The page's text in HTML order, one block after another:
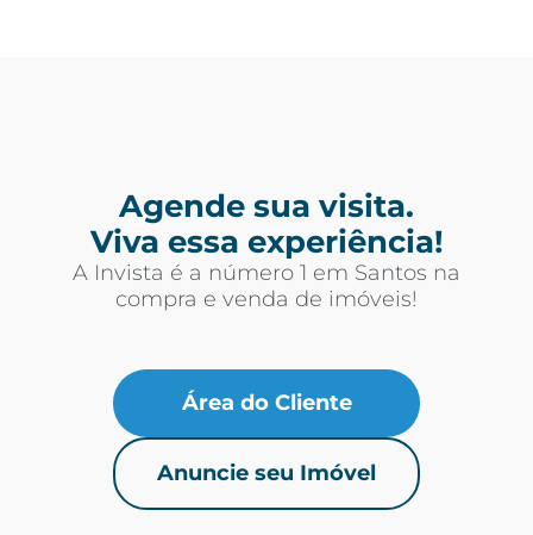
Agende sua visita.
Viva essa experiência!
A Invista é a número 1 em Santos na
compra e venda de imóveis!
Área do Cliente
Anuncie seu Imóvel